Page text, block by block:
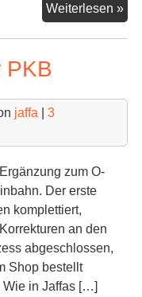
Weiterlesen »V
29
PKB
jaffa
3
zum O-
Der erste
komplettiert,
an den
abgeschlossen,
Shop bestellt
Wie in Jaffas […]